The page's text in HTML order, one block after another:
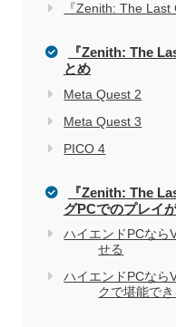
『Zenith: The
『Zenith: The
とめ
Meta Quest 2
Meta Quest 3
PICO 4
『Zenith: The
グPCでのプレイ
ハイエンドPCなら
せる
ハイエンドPCなら
クで堪能でき